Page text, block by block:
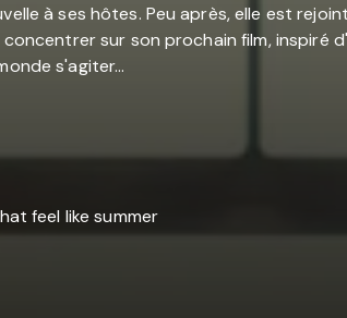
à ses hôtes. Peu après, elle est
sur son prochain film,
s'agiter...
feel like summer